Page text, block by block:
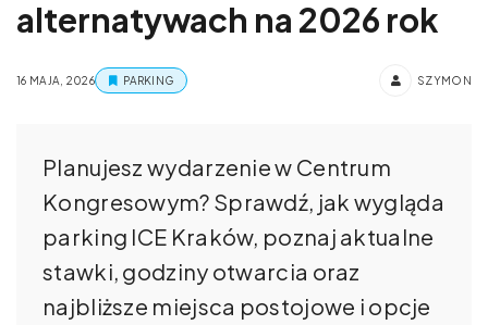
alternatywach na 2026 rok
16 MAJA, 2026 PARKING SZYMON
Planujesz wydarzenie w Centrum
Kongresowym? Sprawdź, jak wygląda
parking ICE Kraków, poznaj aktualne
stawki, godziny otwarcia oraz
najbliższe miejsca postojowe i opcje